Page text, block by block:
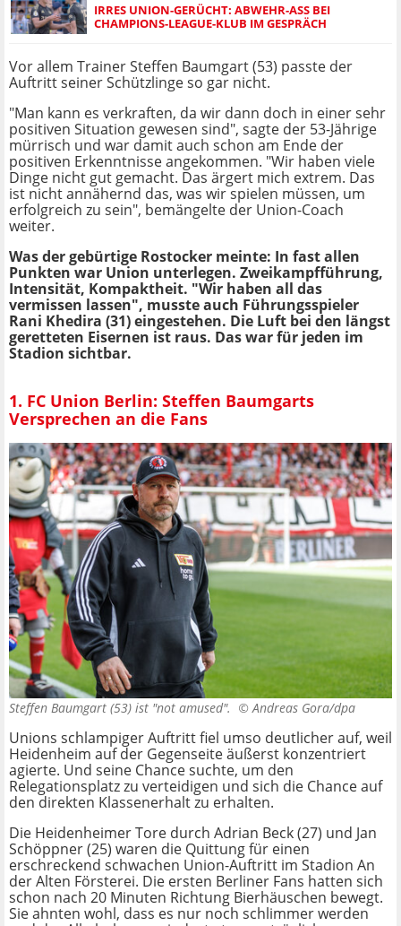
IRRES UNION-GERÜCHT: ABWEHR-ASS BEI
CHAMPIONS-LEAGUE-KLUB IM GESPRÄCH
Vor allem Trainer Steffen Baumgart (53) passte der
Auftritt seiner Schützlinge so gar nicht.
"Man kann es verkraften, da wir dann doch in einer sehr
positiven Situation gewesen sind", sagte der 53-Jährige
mürrisch und war damit auch schon am Ende der
positiven Erkenntnisse angekommen. "Wir haben viele
Dinge nicht gut gemacht. Das ärgert mich extrem. Das
ist nicht annähernd das, was wir spielen müssen, um
erfolgreich zu sein", bemängelte der Union-Coach
weiter.
Was der gebürtige Rostocker meinte: In fast allen
Punkten war Union unterlegen. Zweikampfführung,
Intensität, Kompaktheit. "Wir haben all das
vermissen lassen", musste auch Führungsspieler
Rani Khedira (31) eingestehen. Die Luft bei den längst
geretteten Eisernen ist raus. Das war für jeden im
Stadion sichtbar.
1. FC Union Berlin: Steffen Baumgarts
Versprechen an die Fans
Steffen Baumgart (53) ist "not amused". ©Andreas Gora/dpa
Unions schlampiger Auftritt fiel umso deutlicher auf, weil
Heidenheim auf der Gegenseite äußerst konzentriert
agierte. Und seine Chance suchte, um den
Relegationsplatz zu verteidigen und sich die Chance auf
den direkten Klassenerhalt zu erhalten.
Die Heidenheimer Tore durch Adrian Beck (27) und Jan
Schöppner (25) waren die Quittung für einen
erschreckend schwachen Union-Auftritt im Stadion An
der Alten Försterei. Die ersten Berliner Fans hatten sich
schon nach 20 Minuten Richtung Bierhäuschen bewegt.
Sie ahnten wohl, dass es nur noch schlimmer werden